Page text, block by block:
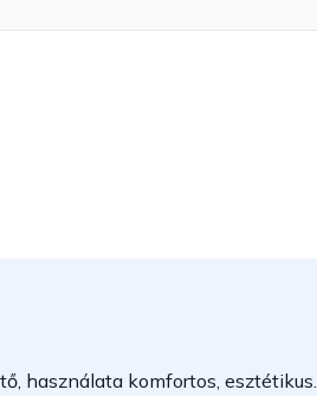
használata komfortos, esztétikus.